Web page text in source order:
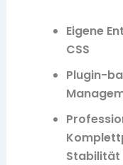
Eigene
CSS
Plugin-
Stabilität